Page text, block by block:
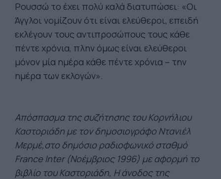
Ρουσσώ το έχει πολύ καλά διατυπώσει: «Οι
Άγγλοι νομίζουν ότι είναι ελεύθεροι, επειδή
εκλέγουν τους αντιπροσώπους τους κάθε
πέντε χρόνια, πλην όμως είναι ελεύθεροι
μόνον μία ημέρα κάθε πέντε χρόνια – την
ημέρα των εκλογών».
Απόσπασμα της συζήτησης του Κορνήλιου
Καστοριάδη με τον δημοσιογράφο Ντανιέλ
Μερμέ,στο δημόσιο ραδιοφωνικό σταθμό
France Inter (Νοέμβριος 1996) με αφορμή το
βιβλίο του Καστοριάδη, Η άνοδος της